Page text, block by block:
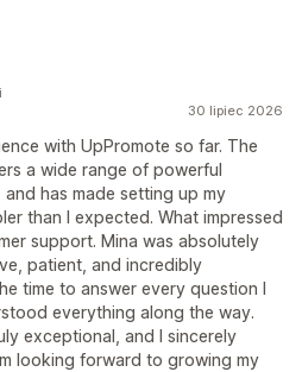
30 lipiec 2026
with UpPromote so far. The
a wide range of powerful
has made setting up my
than I expected. What impressed
support. Mina was absolutely
patient, and incredibly
time to answer every question I
everything along the way.
exceptional, and I sincerely
looking forward to growing my